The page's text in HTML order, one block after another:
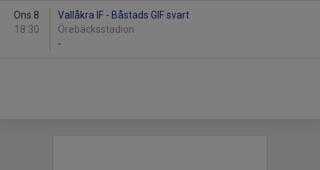
Ons 8
18:30
Vallåkra IF - Båstads GIF svart
Örebäcksstadion
-